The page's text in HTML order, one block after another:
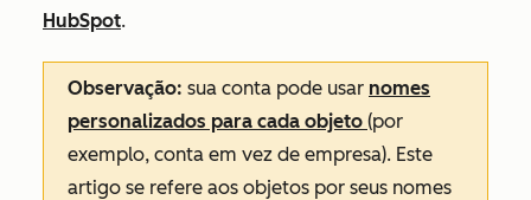
HubSpot.
Observação: sua conta pode usar nomes
personalizados para cada objeto (por
exemplo, conta em vez de empresa). Este
artigo se refere aos objetos por seus nomes